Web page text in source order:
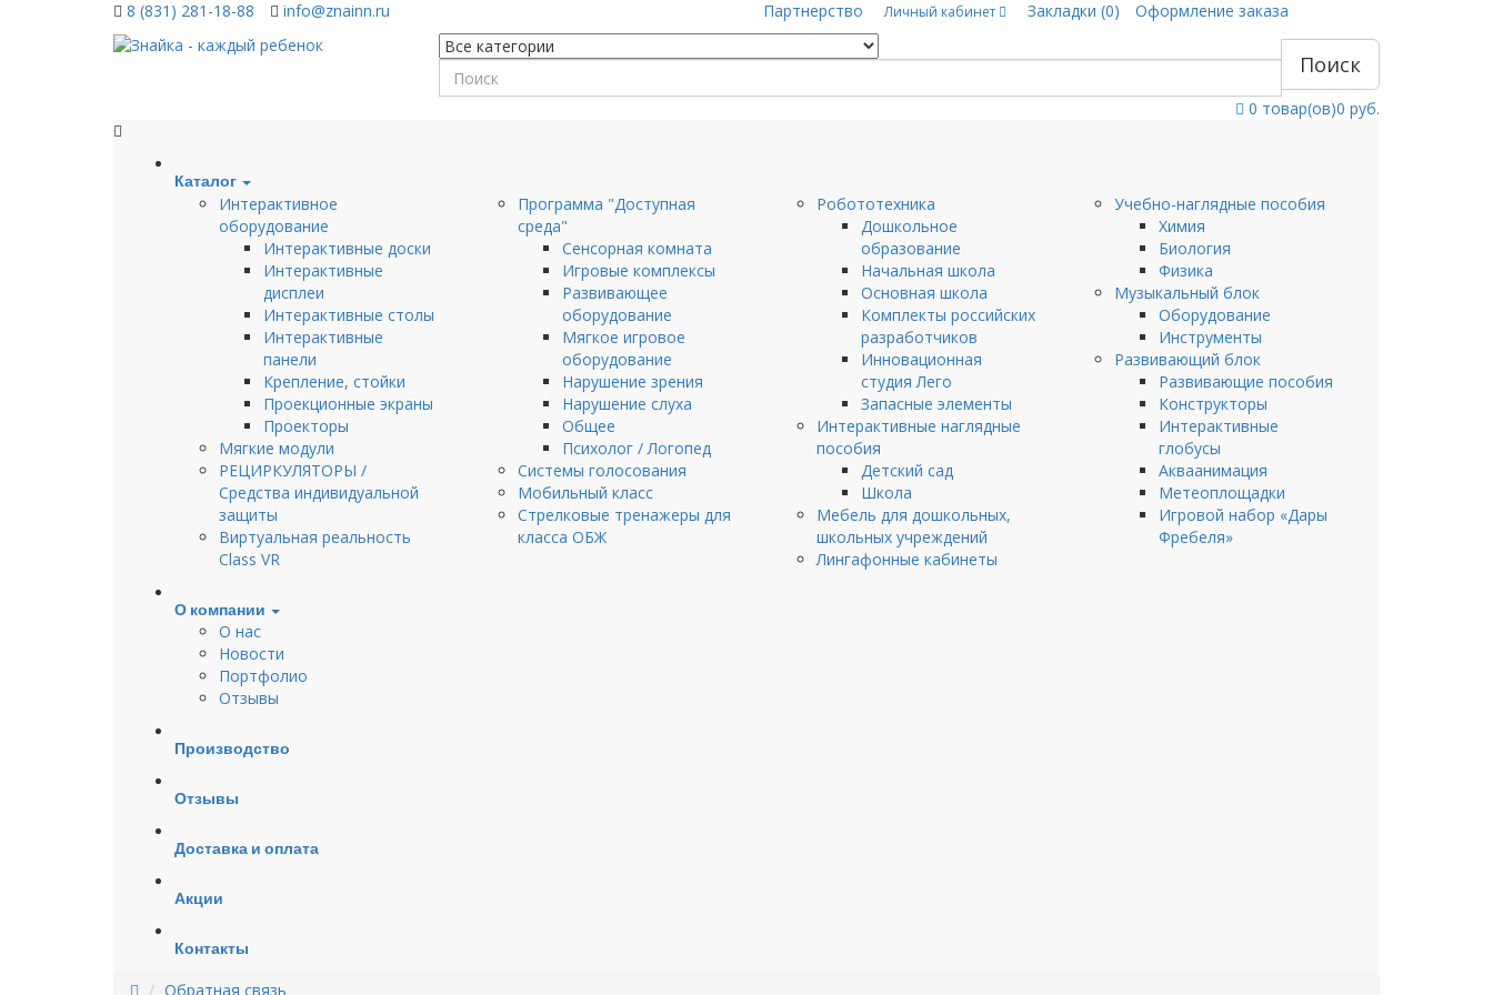
8 (831) 281-18-88 info@znainn.ru Партнерство Личный кабинет Закладки (0) Оформление заказа
Поиск
0 товар(ов)0 руб.
Каталог
Интерактивное
оборудование
Интерактивные доски
Интерактивные
дисплеи
Интерактивные столы
Интерактивные
панели
Крепление, стойки
Проекционные экраны
Проекторы
Мягкие модули
РЕЦИРКУЛЯТОРЫ /
Средства индивидуальной
защиты
Виртуальная реальность
Class VR
Программа "Доступная
среда"
Сенсорная комната
Игровые комплексы
Развивающее
оборудование
Мягкое игровое
оборудование
Нарушение зрения
Нарушение слуха
Общее
Психолог / Логопед
Системы голосования
Мобильный класс
Стрелковые тренажеры для
клаcса ОБЖ
Робототехника
Дошкольное
образование
Начальная школа
Основная школа
Комплекты российских
разработчиков
Инновационная
студия Лего
Запасные элементы
Интерактивные наглядные
пособия
Детский сад
Школа
Мебель для дошкольных,
школьных учреждений
Лингафонные кабинеты
Учебно-наглядные пособия
Химия
Биология
Физика
Музыкальный блок
Оборудование
Инструменты
Развивающий блок
Развивающие пособия
Конструкторы
Интерактивные
глобусы
Акваанимация
Метеоплощадки
Игровой набор «Дары
Фребеля»
О компании
О нас
Новости
Портфолио
Отзывы
Производство
Отзывы
Доставка и оплата
Акции
Контакты
Обратная связь